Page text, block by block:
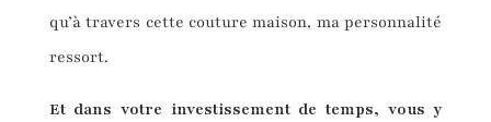
qu’à travers cette couture maison, ma personnalité
ressort.
Et dans votre investissement de temps, vous y